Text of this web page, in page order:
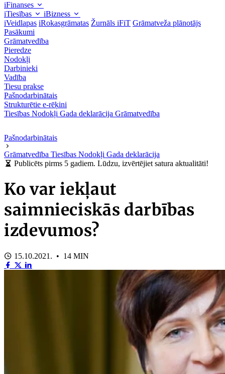
iFinanses
iTiesības
iBizness
iVeidlapas iRokasgrāmatas Žurnāls iFiT Grāmatveža plānotājs
Pasākumi
Grāmatvedība
Pieredze
Nodokļi
Darbinieki
Vadība
Tiesu prakse
Pašnodarbinātais
Strukturētie e-rēķini
Tiesības Nodokļi Gada deklarācija Grāmatvedība
Pašnodarbinātais
Grāmatvedība Tiesības Nodokļi Gada deklarācija
Publicēts pirms 5 gadiem. Lūdzu, izvērtējiet satura aktualitāti!
Ko var iekļaut
saimnieciskās darbības
izdevumos?
15.10.2021. • 14 MIN